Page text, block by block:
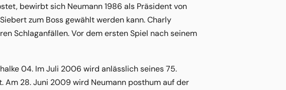
bewirbt sich Neumann 1986 als Präsident von
zum Boss gewählt werden kann. Charly
Schlaganfällen. Vor dem ersten Spiel nach seinem
04. Im Juli 2006 wird anlässlich seines 75.
28. Juni 2009 wird Neumann posthum auf der